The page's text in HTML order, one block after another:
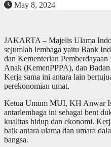
May 8, 2024
JAKARTA – Majelis Ulama
sejumlah lembaga yaitu Bank
dan Kementerian
Anak (KemenPPPA), dan
Kerja sama ini antara lain
perekonomian umat.
Ketua Umum MUI, KH Anwar
antarlembaga ini sebagai bent
kualitas hidup dan ekonomi.
baik antara ulama dan umara
bangsa.